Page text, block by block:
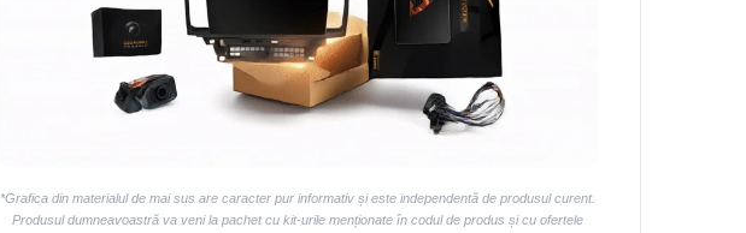
*Grafica din materialul de mai sus are caracter pur informativ și este independentă de produsul curent.
Produsul dumneavoastră va veni la pachet cu kit-urile menționate în codul de produs și cu ofertele